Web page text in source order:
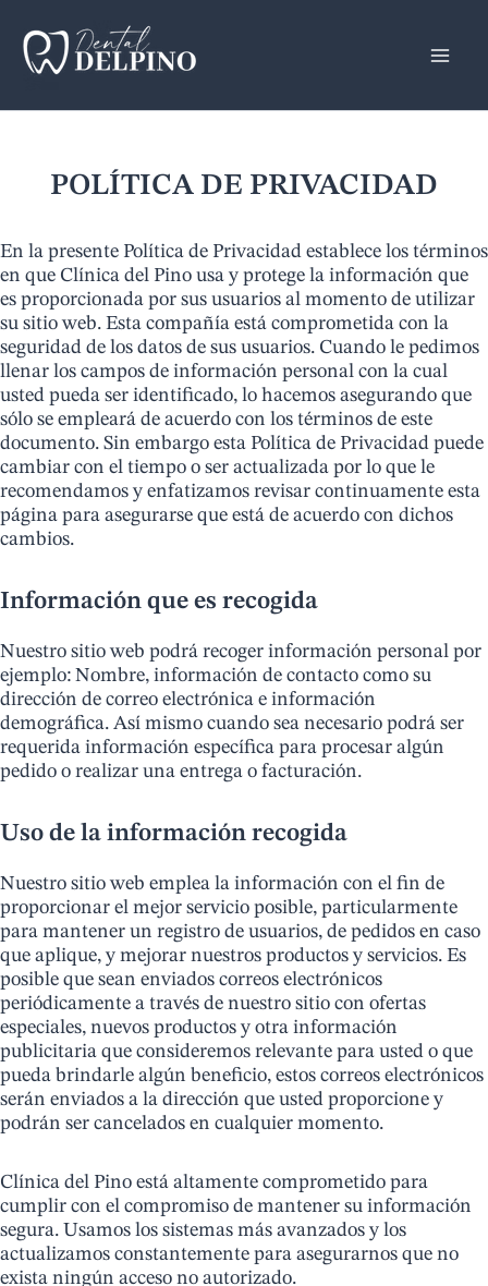
contenido
POLÍTICA DE PRIVACIDAD
En la presente Política de Privacidad establece los términos
en que Clínica del Pino usa y protege la información que
es proporcionada por sus usuarios al momento de utilizar
su sitio web. Esta compañía está comprometida con la
seguridad de los datos de sus usuarios. Cuando le pedimos
llenar los campos de información personal con la cual
usted pueda ser identificado, lo hacemos asegurando que
sólo se empleará de acuerdo con los términos de este
documento. Sin embargo esta Política de Privacidad puede
cambiar con el tiempo o ser actualizada por lo que le
recomendamos y enfatizamos revisar continuamente esta
página para asegurarse que está de acuerdo con dichos
cambios.
Información que es recogida
Nuestro sitio web podrá recoger información personal por
ejemplo: Nombre, información de contacto como su
dirección de correo electrónica e información
demográfica. Así mismo cuando sea necesario podrá ser
requerida información específica para procesar algún
pedido o realizar una entrega o facturación.
​Uso de la información recogida
Nuestro sitio web emplea la información con el fin de
proporcionar el mejor servicio posible, particularmente
para mantener un registro de usuarios, de pedidos en caso
que aplique, y mejorar nuestros productos y servicios. Es
posible que sean enviados correos electrónicos
periódicamente a través de nuestro sitio con ofertas
especiales, nuevos productos y otra información
publicitaria que consideremos relevante para usted o que
pueda brindarle algún beneficio, estos correos electrónicos
serán enviados a la dirección que usted proporcione y
podrán ser cancelados en cualquier momento.
​Clínica del Pino está altamente comprometido para
cumplir con el compromiso de mantener su información
segura. Usamos los sistemas más avanzados y los
actualizamos constantemente para asegurarnos que no
exista ningún acceso no autorizado.